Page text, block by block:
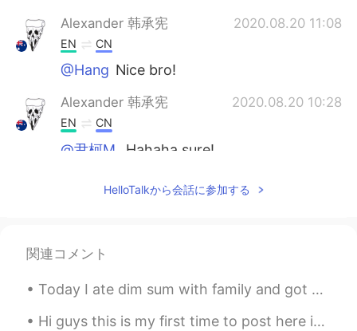
Alexander 韩承宪 2020.08.20 11:08
EN CN
@Hang Nice bro!
Alexander 韩承宪 2020.08.20 10:28
EN CN
@尹柯M. Hahaha sure!
2020.08.20 10:26
Pushlippi Spopue
CN EN
HelloTalkから会話に参加する
関連コメント
Today I ate dim sum with family and got milk tea. Was delicious! :) 今日は家族と点心を食べてミルクティーを飲みました。 美...
Hi guys this is my first time to post here in hello talk, can you guys recommend a song and if yo...